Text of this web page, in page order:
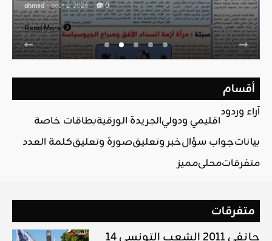
ahmed - août 2, 2026 0
Read More
أقسام
آراء وردود
اقليمي ودوليالجريدة الورقيةبطاقات خاصة
بياناتجواب سؤالخبر وتعليقصورة وتعليقكلمة العدد
متفرقاتمحليمميز
متفرقات